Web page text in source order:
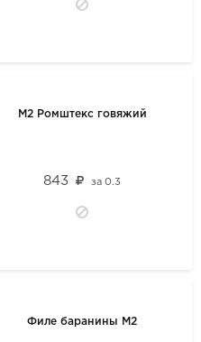
М2 Ромштекс говяжий
843 за0.3
Филе баранины М2